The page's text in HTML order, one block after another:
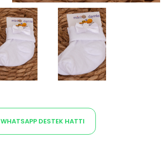
WHATSAPP DESTEK HATTI